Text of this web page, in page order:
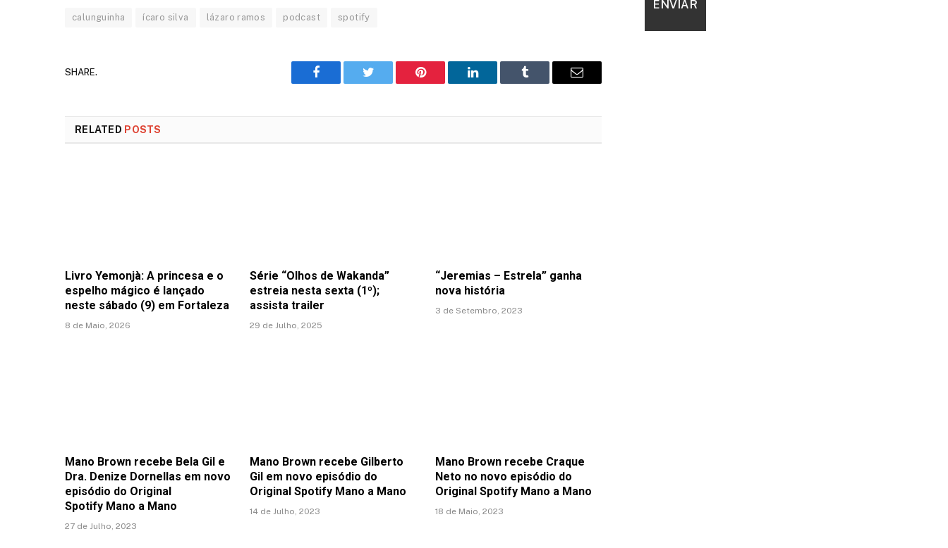
calunguinha ícaro silva lázaro ramos podcast spotify
SHARE.
Facebook Twitter Pinterest LinkedIn Tumblr Email
RELATED POSTS
Livro Yemonjà: A princesa e o
espelho mágico é lançado
neste sábado (9) em Fortaleza
8 de Maio, 2026
Série “Olhos de Wakanda”
estreia nesta sexta (1º);
assista trailer
29 de Julho, 2025
“Jeremias – Estrela” ganha
nova história
3 de Setembro, 2023
Mano Brown recebe Bela Gil e
Dra. Denize Dornellas em novo
episódio do Original
Spotify Mano a Mano
27 de Julho, 2023
Mano Brown recebe Gilberto
Gil em novo episódio do
Original Spotify Mano a Mano
14 de Julho, 2023
Mano Brown recebe Craque
Neto no novo episódio do
Original Spotify Mano a Mano
18 de Maio, 2023